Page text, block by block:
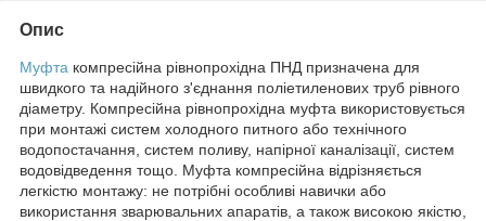
Опис
Муфта компресійна рівнопрохідна ПНД призначена для
швидкого та надійного з'єднання поліетиленових труб рівного
діаметру. Компресійна рівнопрохідна муфта використовується
при монтажі систем холодного питного або технічного
водопостачання, систем поливу, напірної каналізації, систем
водовідведення тощо. Муфта компресійна відрізняється
легкістю монтажу: не потрібні особливі навички або
використання зварювальних апаратів, а також високою якістю,